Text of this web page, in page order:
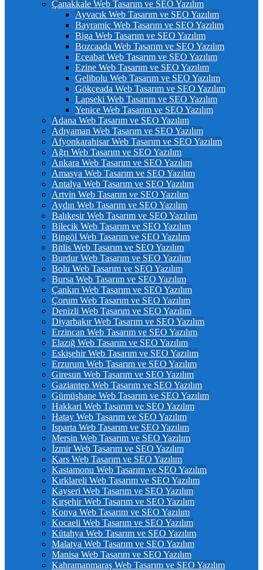
Çanakkale Web Tasarım ve SEO Yazılım
Ayvacık Web Tasarım ve SEO Yazılım
Bayramiç Web Tasarım ve SEO Yazılım
Biga Web Tasarım ve SEO Yazılım
Bozcaada Web Tasarım ve SEO Yazılım
Eceabat Web Tasarım ve SEO Yazılım
Ezine Web Tasarım ve SEO Yazılım
Gelibolu Web Tasarım ve SEO Yazılım
Gökçeada Web Tasarım ve SEO Yazılım
Lapseki Web Tasarım ve SEO Yazılım
Yenice Web Tasarım ve SEO Yazılım
Adana Web Tasarım ve SEO Yazılım
Adıyaman Web Tasarım ve SEO Yazılım
Afyonkarahisar Web Tasarım ve SEO Yazılım
Ağrı Web Tasarım ve SEO Yazılım
Ankara Web Tasarım ve SEO Yazılım
Amasya Web Tasarım ve SEO Yazılım
Antalya Web Tasarım ve SEO Yazılım
Artvin Web Tasarım ve SEO Yazılım
Aydın Web Tasarım ve SEO Yazılım
Balıkesir Web Tasarım ve SEO Yazılım
Bilecik Web Tasarım ve SEO Yazılım
Bingöl Web Tasarım ve SEO Yazılım
Bitlis Web Tasarım ve SEO Yazılım
Burdur Web Tasarım ve SEO Yazılım
Bolu Web Tasarım ve SEO Yazılım
Bursa Web Tasarım ve SEO Yazılım
Çankırı Web Tasarım ve SEO Yazılım
Çorum Web Tasarım ve SEO Yazılım
Denizli Web Tasarım ve SEO Yazılım
Diyarbakır Web Tasarım ve SEO Yazılım
Erzincan Web Tasarım ve SEO Yazılım
Elazığ Web Tasarım ve SEO Yazılım
Eskişehir Web Tasarım ve SEO Yazılım
Erzurum Web Tasarım ve SEO Yazılım
Giresun Web Tasarım ve SEO Yazılım
Gaziantep Web Tasarım ve SEO Yazılım
Gümüşhane Web Tasarım ve SEO Yazılım
Hakkari Web Tasarım ve SEO Yazılım
Hatay Web Tasarım ve SEO Yazılım
Isparta Web Tasarım ve SEO Yazılım
Mersin Web Tasarım ve SEO Yazılım
İzmir Web Tasarım ve SEO Yazılım
Kars Web Tasarım ve SEO Yazılım
Kastamonu Web Tasarım ve SEO Yazılım
Kırklareli Web Tasarım ve SEO Yazılım
Kayseri Web Tasarım ve SEO Yazılım
Kırşehir Web Tasarım ve SEO Yazılım
Konya Web Tasarım ve SEO Yazılım
Kocaeli Web Tasarım ve SEO Yazılım
Kütahya Web Tasarım ve SEO Yazılım
Malatya Web Tasarım ve SEO Yazılım
Manisa Web Tasarım ve SEO Yazılım
Kahramanmaraş Web Tasarım ve SEO Yazılım